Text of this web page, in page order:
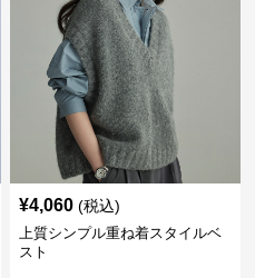
¥4,060 (税込)
上質シンプル重ね着スタイルベ
スト